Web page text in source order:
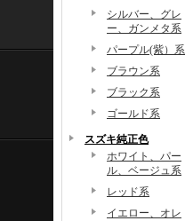
シルバー、グレ
ー、ガンメタ系
パープル(紫）系
ブラウン系
ブラック系
ゴールド系
スズキ純正色
ホワイト、パー
ル、ベージュ系
レッド系
イエロー、オレ